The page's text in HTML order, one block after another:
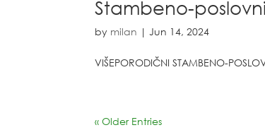
Stambeno-
by milan |Jun 14, 2024
VIŠEPORODIČNI STAMBENO-
« Older Entries